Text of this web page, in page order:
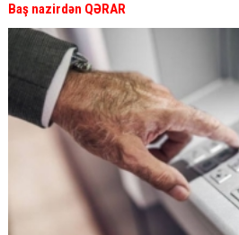
Baş nazirdən QƏRAR